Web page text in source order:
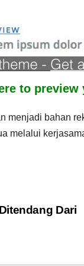
to preview
menjadi bahan
melalui
Dari